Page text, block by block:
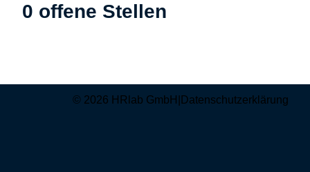
0 offene Stellen
© 2026 HRlab GmbH Datenschutzerklärung